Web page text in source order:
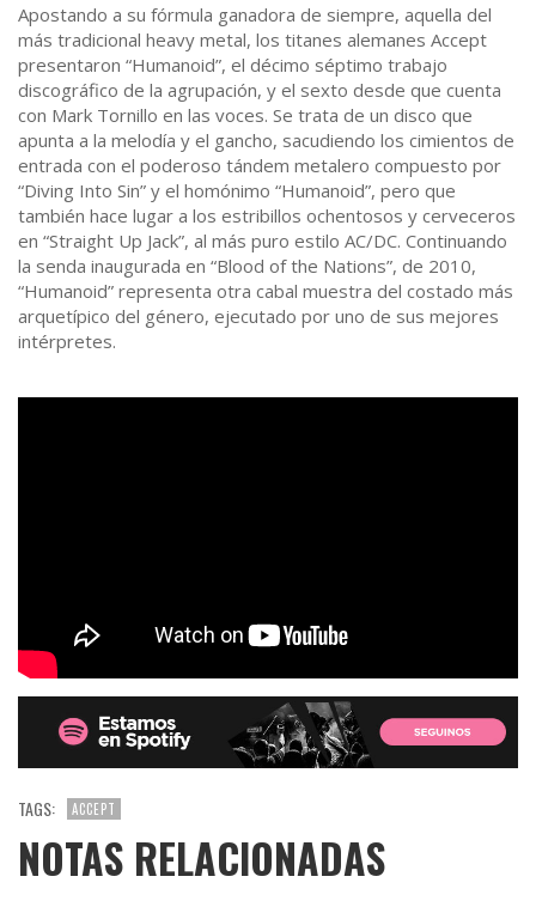
Apostando a su fórmula ganadora de siempre, aquella del
más tradicional heavy metal, los titanes alemanes Accept
presentaron “Humanoid”, el décimo séptimo trabajo
discográfico de la agrupación, y el sexto desde que cuenta
con Mark Tornillo en las voces. Se trata de un disco que
apunta a la melodía y el gancho, sacudiendo los cimientos de
entrada con el poderoso tándem metalero compuesto por
“Diving Into Sin” y el homónimo “Humanoid”, pero que
también hace lugar a los estribillos ochentosos y cerveceros
en “Straight Up Jack”, al más puro estilo AC/DC. Continuando
la senda inaugurada en “Blood of the Nations”, de 2010,
“Humanoid” representa otra cabal muestra del costado más
arquetípico del género, ejecutado por uno de sus mejores
intérpretes.
TAGS: ACCEPT
NOTAS RELACIONADAS